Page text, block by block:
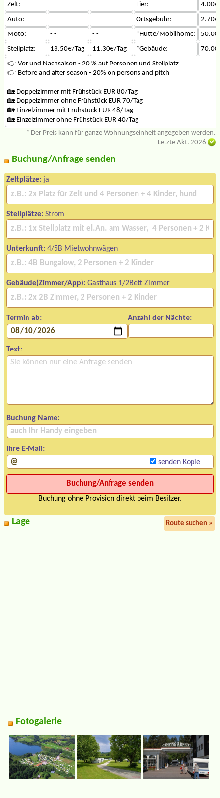
Zelt: - - - - Tier:
Auto:
- - - - Ortsgebühr:
Moto:
- - - - *Hütte/Mobilhome:
Stellplatz:
13.50€/Tag 11.30€/Tag *Gebäude:
👉 Vor und Nachsaison - 20 % auf Personen und Stellplatz
👉 Before and after season - 20% on persons and pitch
🏡 Doppelzimmer mit Frühstück EUR 80/Tag
🏡 Doppelzimmer ohne Frühstück EUR 70/Tag
🏡 Einzelzimmer mit Frühstück EUR 48/Tag
🏡 Einzelzimmer ohne Frühstück EUR 40/Tag
* Der Preis kann für ganze Wohnungseinheit angegeben werden.
Letzte Akt. 2026
Buchung/Anfrage senden
Zeltplätze: ja
Stellplätze: Strom
Unterkunft: 4/5B Mietwohnwägen
Gebäude(Zimmer/App): Gasthaus 1/2Bett Zimmer
Termin ab: Anzahl der Nächte:
Text:
Buchung Name:
Ihre E-Mail:
senden Kopie
Buchung ohne Provision direkt beim Besitzer.
Lage Route suchen »
Fotogalerie